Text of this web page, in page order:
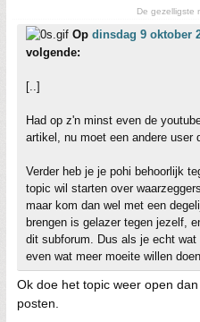
De gezelligste
Op dinsdag 9 oktober
volgende:
[..]
Had op z'n minst even de
artikel, nu moet een andere user
Verder heb je je pohi behoorlijk
topic wil starten over
maar kom dan wel met een
brengen is gelazer tegen jezelf,
dit subforum. Dus als je echt
even wat meer moeite willen
Ok doe het topic weer open
posten.